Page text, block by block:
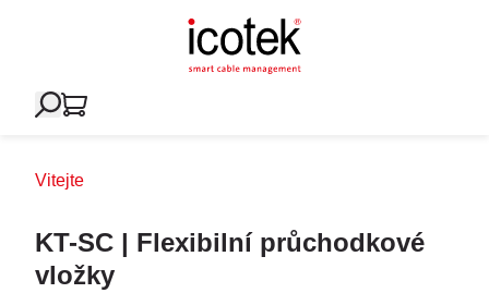
Vitejte
KT-SC | Flexibilní průchodkové
vložky